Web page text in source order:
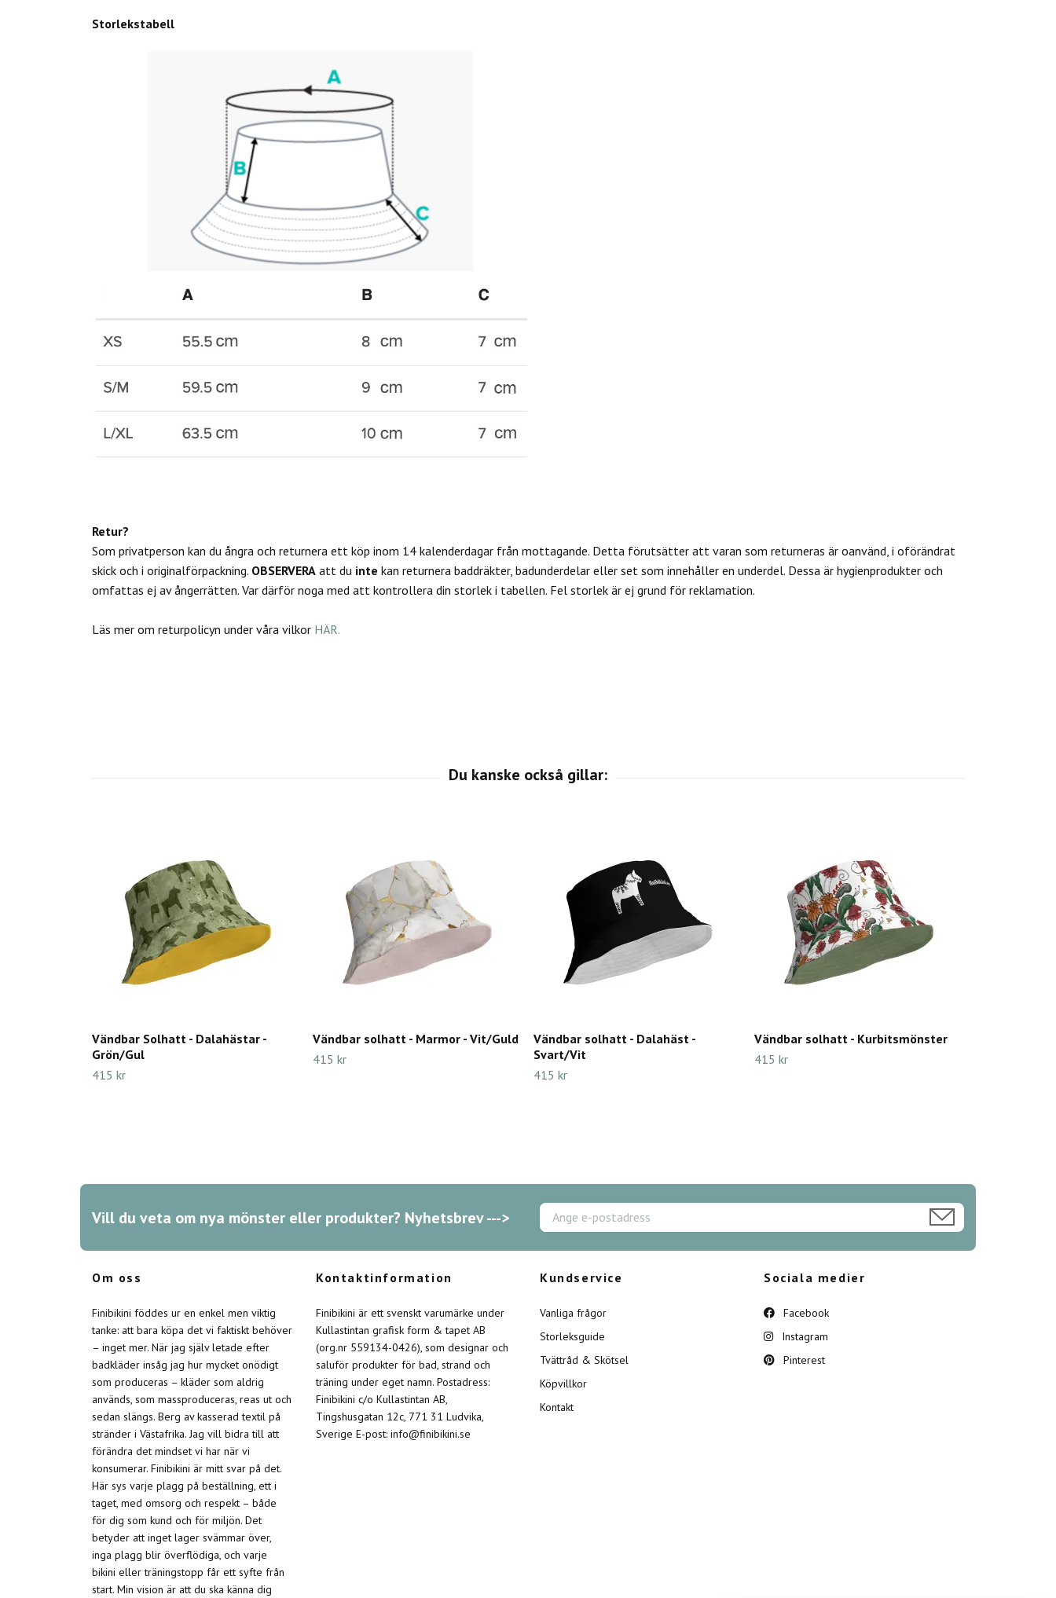
Storlekstabell
Retur?
Som privatperson kan du ångra och returnera ett köp inom 14 kalenderdagar från mottagande. Detta förutsätter att varan som returneras är oanvänd, i oförändrat
skick och i originalförpackning. OBSERVERA att du inte kan returnera baddräkter, badunderdelar eller set som innehåller en underdel. Dessa är hygienprodukter och
omfattas ej av ångerrätten. Var därför noga med att kontrollera din storlek i tabellen. Fel storlek är ej grund för reklamation.
Läs mer om returpolicyn under våra vilkor HÄR.
Vändbar Solhatt - Dalahästar -
Grön/Gul
415 kr
Vändbar solhatt - Marmor - Vit/Guld
415 kr
Vändbar solhatt - Dalahäst -
Svart/Vit
415 kr
Vändbar solhatt - Kurbitsmönster
415 kr
Vill du veta om nya mönster eller produkter? Nyhetsbrev --->
Om oss
Finibikini föddes ur en enkel men viktig
tanke: att bara köpa det vi faktiskt behöver
– inget mer. När jag själv letade efter
badkläder insåg jag hur mycket onödigt
som produceras – kläder som aldrig
används, som massproduceras, reas ut och
sedan slängs. Berg av kasserad textil på
stränder i Västafrika. Jag vill bidra till att
förändra det mindset vi har när vi
konsumerar. Finibikini är mitt svar på det.
Här sys varje plagg på beställning, ett i
taget, med omsorg och respekt – både
för dig som kund och för miljön. Det
betyder att inget lager svämmar över,
inga plagg blir överflödiga, och varje
bikini eller träningstopp får ett syfte från
start. Min vision är att du ska känna dig
Kontaktinformation
Finibikini är ett svenskt varumärke under
Kullastintan grafisk form & tapet AB
(org.nr 559134-0426), som designar och
saluför produkter för bad, strand och
träning under eget namn. Postadress:
Finibikini c/o Kullastintan AB,
Tingshusgatan 12c, 771 31 Ludvika,
Sverige E-post: info@finibikini.se
Kundservice
Vanliga frågor
Storleksguide
Tvättråd & Skötsel
Köpvillkor
Kontakt
Sociala medier
Facebook
Instagram
Pinterest